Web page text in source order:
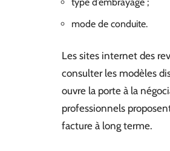
mode de conduite.
Les sites internet des
consulter les modèles
ouvre la porte à la
professionnels
facture à long terme.